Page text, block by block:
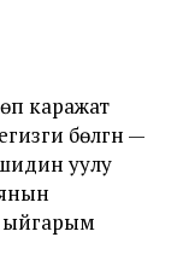
каражат
бөлүгүн —
уулу
ыйгарым